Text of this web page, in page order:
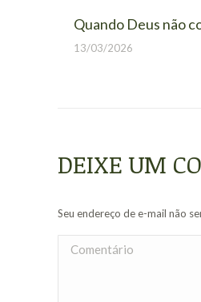
Quando Deus não
13/03/2026
DEIXE UM
Seu endereço de e-mail não
Comentário